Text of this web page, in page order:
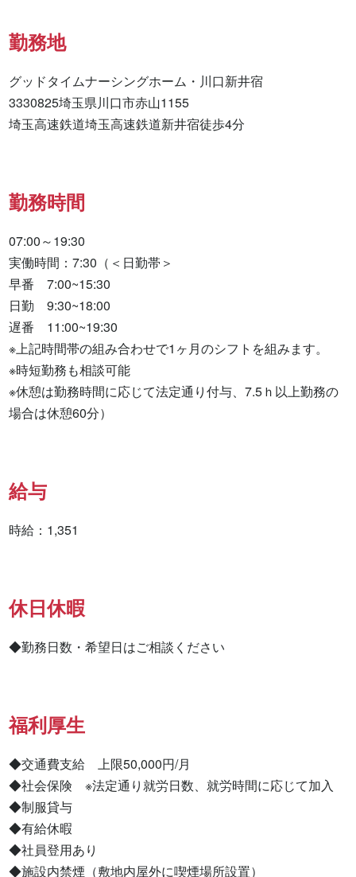
勤務地
グッドタイムナーシングホーム・川口新井宿
3330825埼玉県川口市赤山1155
埼玉高速鉄道埼玉高速鉄道新井宿徒歩4分
勤務時間
07:00～19:30
実働時間：7:30（＜日勤帯＞
早番　7:00~15:30
日勤　9:30~18:00
遅番　11:00~19:30
※上記時間帯の組み合わせで1ヶ月のシフトを組みます。
※時短勤務も相談可能
※休憩は勤務時間に応じて法定通り付与、7.5ｈ以上勤務の
場合は休憩60分）
給与
時給：1,351
休日休暇
◆勤務日数・希望日はご相談ください
福利厚生
◆交通費支給　上限50,000円/月
◆社会保険　※法定通り就労日数、就労時間に応じて加入
◆制服貸与
◆有給休暇
◆社員登用あり
◆施設内禁煙（敷地内屋外に喫煙場所設置）